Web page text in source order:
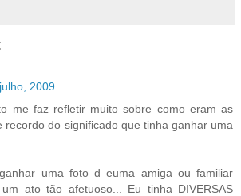
2009
me faz refletir muito sobre como eram as
recordo do significado que tinha ganhar uma
uma foto d euma amiga ou familiar
um ato tão afetuoso... Eu tinha DIVERSAS